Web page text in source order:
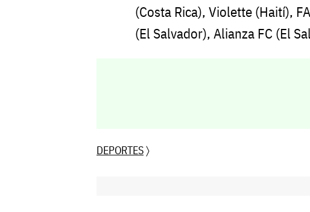
(Costa Rica), Violette (Haití),
(El Salvador), Alianza FC (El
DEPORTES〉